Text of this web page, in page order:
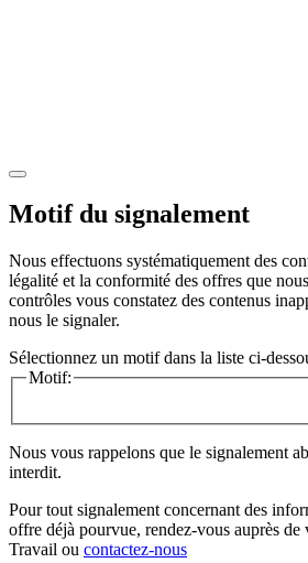
Motif du signalement
Nous effectuons systématiquement des
légalité et la conformité des offres que
contrôles vous constatez des contenus
nous le signaler.
Sélectionnez un motif dans la liste ci-
Motif:
Nous vous rappelons que le signalement
interdit.
Pour tout signalement concernant des
offre déjà pourvue, rendez-vous auprès de
Travail ou contactez-nous